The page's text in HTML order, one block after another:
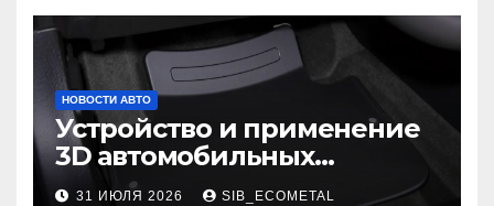
НОВОСТИ АВТО
Устройство и применение
3D автомобильных
ковриков
31 ИЮЛЯ 2026 SIB_ECOMETAL